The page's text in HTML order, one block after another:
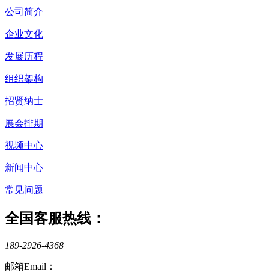
公司简介
企业文化
发展历程
组织架构
招贤纳士
展会排期
视频中心
新闻中心
常见问题
全国客服热线：
189-2926-4368
邮箱Email：